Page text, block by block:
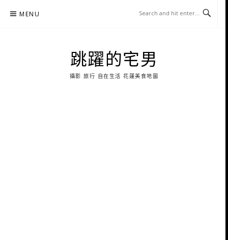
MENU
跳躍的宅男
攝影 旅行 自在生活 花蓮美食地圖